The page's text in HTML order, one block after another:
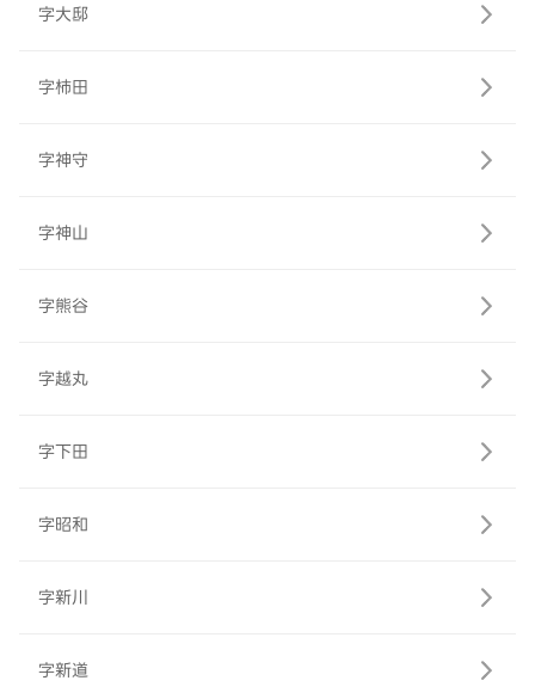
字大邸
字柿田
字神守
字神山
字熊谷
字越丸
字下田
字昭和
字新川
字新道